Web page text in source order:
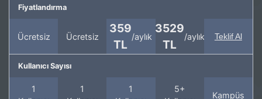
Fiyatlandırma
Ücretsiz Ücretsiz
359
TL
/aylık
3529
TL
/aylık Teklif Al
Kullanıcı Sayısı
1
1
1
5+
Kampüs